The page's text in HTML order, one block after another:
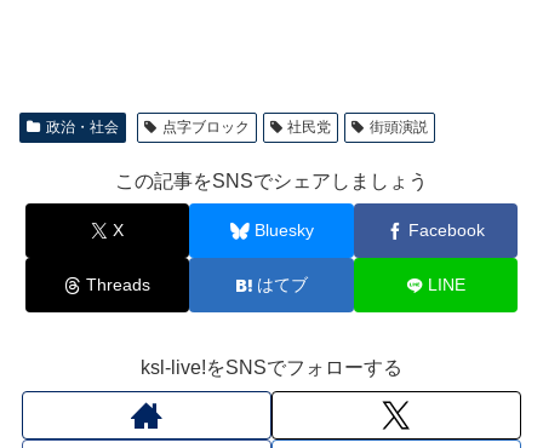
政治・社会 点字ブロック 社民党 街頭演説
この記事をSNSでシェアしましょう
X Bluesky Facebook
Threads はてブ LINE
ksl-live!をSNSでフォローする